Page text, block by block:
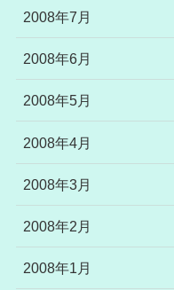
2008年7月
2008年6月
2008年5月
2008年4月
2008年3月
2008年2月
2008年1月